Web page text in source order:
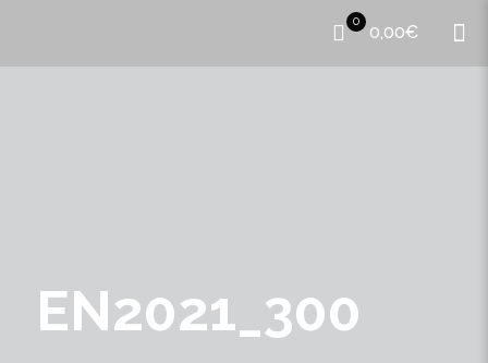
0
0,00€
EN2021_300